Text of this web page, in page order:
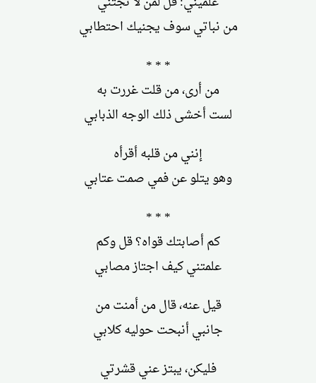
من نباتي سوف يجنيك احتطابي
* * *
من أرى، من قلت غررت به
لست أخشى ذلك الوجه الذبابي
إنني من قلبه أقرأه
وهو يتلو عن فمي صمت عتابي
* * *
كم أصابتك قواه؟ قل وكم
علمتني كيف اجتاز مصابي
قيل عنه، قال من أمنت من
جانبي أنبحت حوليه كلابي
فليكن، يبتز عني قشرتي